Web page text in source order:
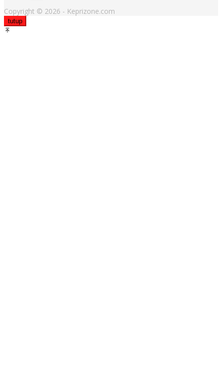
Copyright © 2026 - Keprizone.com
tutup